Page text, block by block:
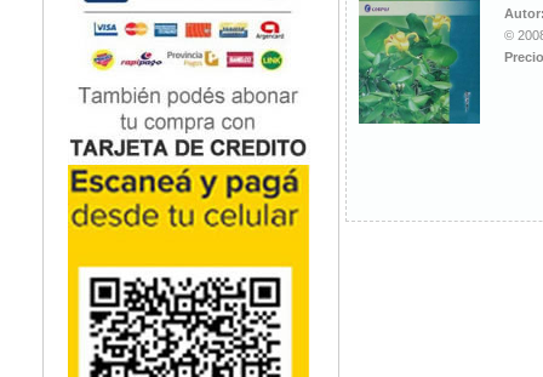
Neurología
Nutrición
Odontología
Oftalmología
Oncología / Cuidados Paliativos
Ortopedía / Traumatología
Osteopatía
Otorrinolaringología
Podología
Psicología
Psiquiatría
Química
©